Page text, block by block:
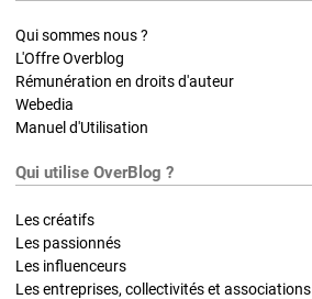
Qui sommes nous ?
L'Offre Overblog
Rémunération en droits d'auteur
Webedia
Manuel d'Utilisation
Qui utilise OverBlog ?
Les créatifs
Les passionnés
Les influenceurs
Les entreprises, collectivités et associations